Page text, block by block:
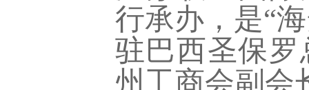
行承办，是“
驻巴西圣保
州工商会副会